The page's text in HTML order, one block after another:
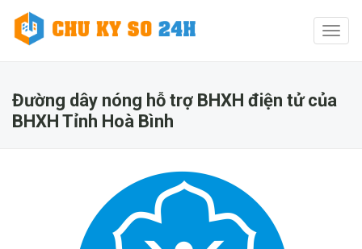
Đường dây nóng hỗ trợ BHXH điện tử của
BHXH Tỉnh Hoà Bình